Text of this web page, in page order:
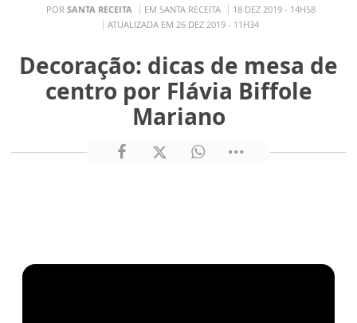
POR SANTA RECEITA EM SANTA RECEITA
18 DEZ 2019 - 14H58
ATUALIZADA EM 26 DEZ 2019 - 11H34
Decoração: dicas de mesa de
centro por Flávia Biffole
Mariano